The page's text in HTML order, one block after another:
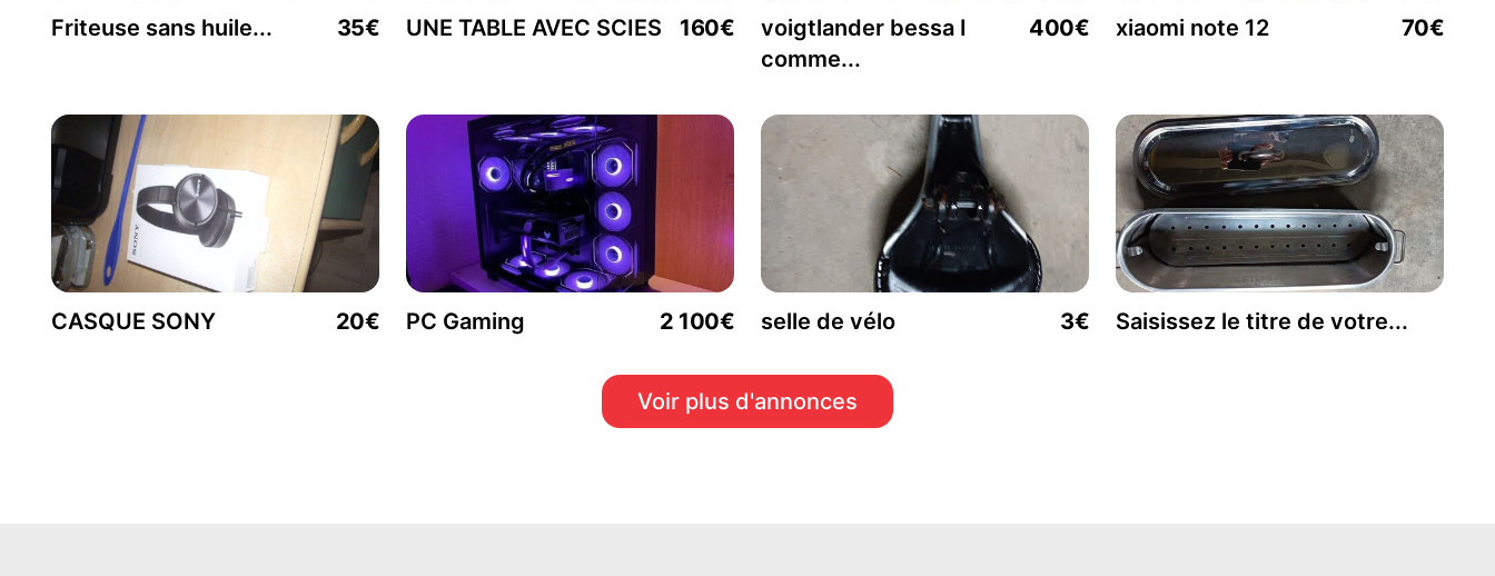
Friteuse sans huile... 35€ UNE TABLE AVEC SCIES 160€
voigtlander bessa I
comme...
400€ xiaomi note 12 70€
CASQUE SONY 20€ PC Gaming 2 100€ selle de vélo 3€ Saisissez le titre de votre...
Voir plus d'annonces